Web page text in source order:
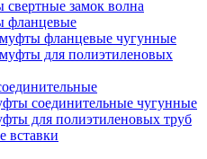
свертные замок волна
фланцевые чугунные
для полиэтиленовых
соединительные чугунные
для полиэтиленовых труб
вставки